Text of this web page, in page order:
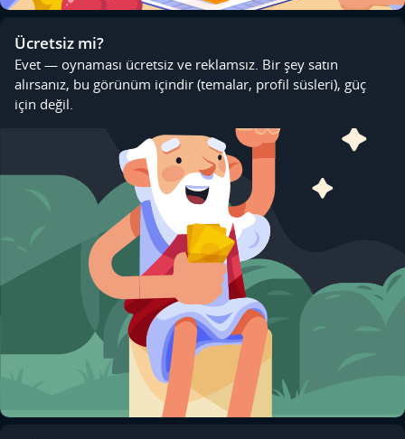
Ücretsiz mi?
Evet — oynaması ücretsiz ve reklamsız. Bir şey satın
alırsanız, bu görünüm içindir (temalar, profil süsleri), güç
için değil.